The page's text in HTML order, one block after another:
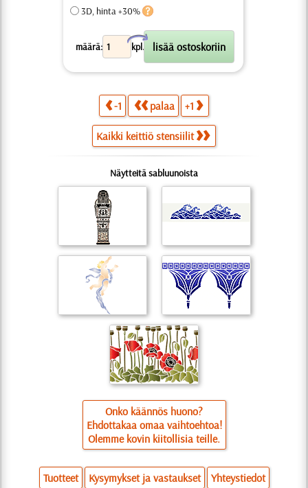
3D, hinta +30%
määrä: kpl.
X
-1 palaa +1
Kaikki keittiö stensiilit
Näytteitä sabluunoista
Onko käännös huono?
Ehdottakaa omaa vaihtoehtoa!
Olemme kovin kiitollisia teille.
Tuotteet Kysymykset ja vastaukset Yhteystiedot